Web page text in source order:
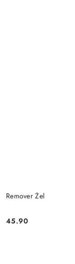
Remover Żel
Cena:
45.90